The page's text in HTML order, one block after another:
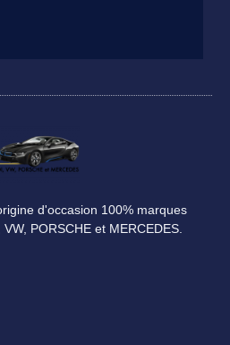
d'occasion 100% marques
PORSCHE et MERCEDES.